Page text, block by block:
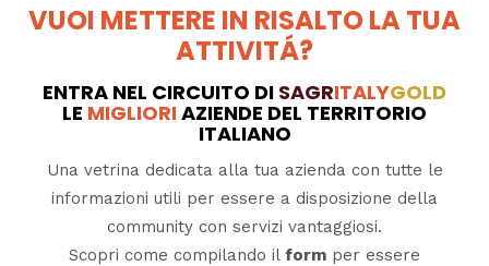
VUOI METTERE IN RISALTO LA TUA
ATTIVITÁ?
ENTRA NEL CIRCUITO DI SAGRITALYGOLD
LE MIGLIORIAZIENDE DEL TERRITORIO
ITALIANO
Una vetrina dedicata alla tua azienda con tutte le
informazioni utili per essere a disposizione della
community con servizi vantaggiosi.
Scopri come compilando il form per essere